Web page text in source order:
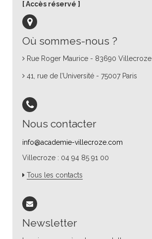
Où sommes-nous ?
Rue Roger Maurice - 83690 Villecroze
41, rue de l’Université - 75007 Paris
Nous contacter
info@academie-villecroze.com
Villecroze : 04 94 85 91 00
Tous les contacts
Newsletter
Accès réservé